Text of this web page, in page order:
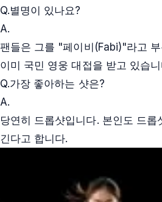
Q.별명이 있나요?
A.
팬들은 그를 "페이비(Fabi)"라고
이미 국민 영웅 대접을 받고 있습니
Q.가장 좋아하는 샷은?
A.
당연히 드롭샷입니다. 본인도 드
긴다고 합니다.